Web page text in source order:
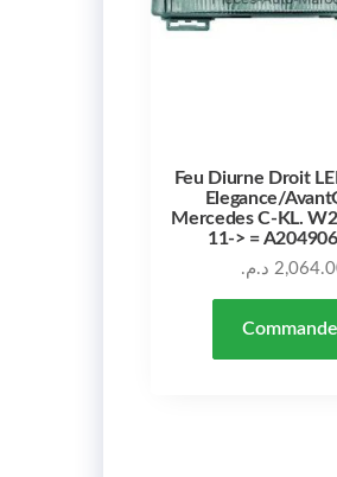
Feu Diurne Droit
Elegance/
Mercedes C-KL.
11-> =
د.م.